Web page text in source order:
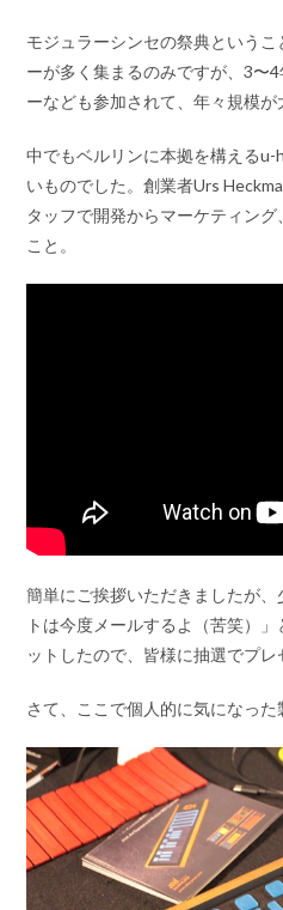
モジュラーシンセの祭典という
ーが多く集まるのみですが、3〜
ーなども参加されて、年々規模が
中でもベルリンに本拠を構えるu-
いものでした。創業者Urs
タッフで開発からマーケティン
こと。
簡単にご挨拶いただきましたが
トは今度メールするよ（苦笑）
ットしたので、皆様に抽選でプレ
さて、ここで個人的に気になった